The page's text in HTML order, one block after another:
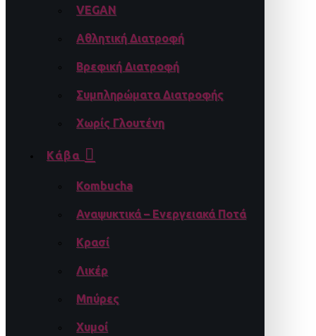
VEGAN
Αθλητική Διατροφή
Βρεφική Διατροφή
Συμπληρώματα Διατροφής
Χωρίς Γλουτένη
Κάβα
Kombucha
Αναψυκτικά – Ενεργειακά Ποτά
Κρασί
Λικέρ
Μπύρες
Χυμοί